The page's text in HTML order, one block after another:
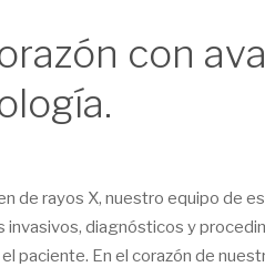
con
de rayos X, nuestro equipo de
invasivos, diagnósticos y
paciente. En el corazón de